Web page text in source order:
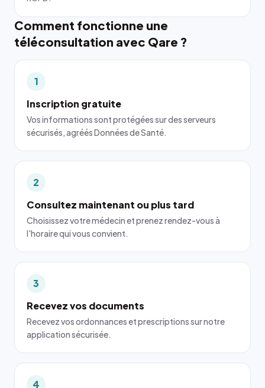
Comment fonctionne une
téléconsultation avec Qare ?
1
Inscription gratuite
Vos informations sont protégées sur des serveurs
sécurisés, agréés Données de Santé.
2
Consultez maintenant ou plus tard
Choisissez votre médecin et prenez rendez-vous à
l'horaire qui vous convient.
3
Recevez vos documents
Recevez vos ordonnances et prescriptions sur notre
application sécurisée.
4